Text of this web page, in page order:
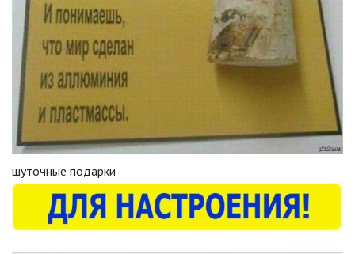
шуточные подарки